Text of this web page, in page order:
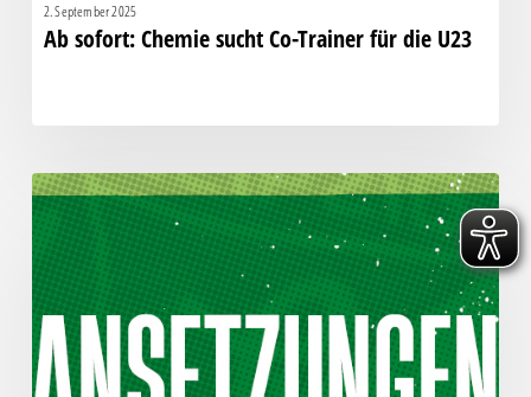
2. September 2025
Ab sofort: Chemie sucht Co-Trainer für die U23
Alle
Spiele
in
der
KW
10